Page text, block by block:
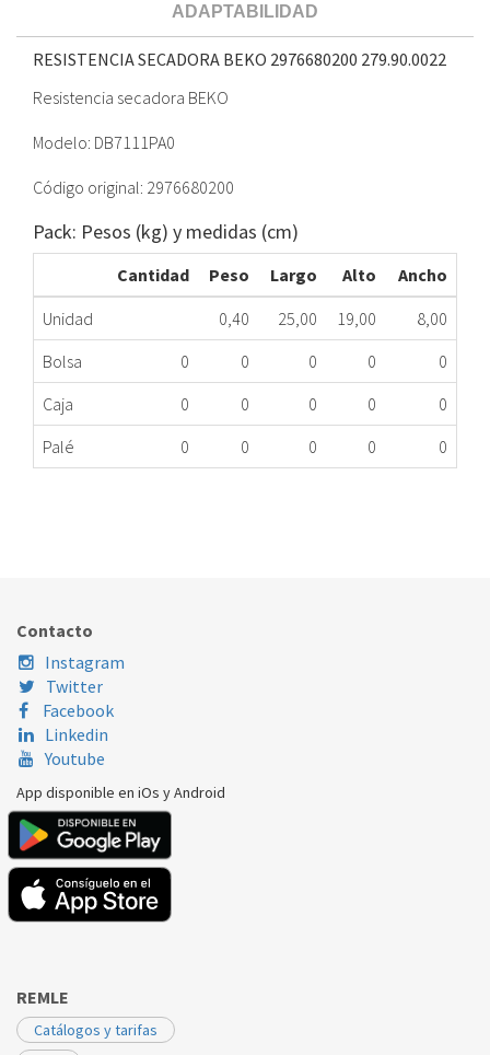
ADAPTABILIDAD
RESISTENCIA SECADORA BEKO 2976680200 279.90.0022
Resistencia secadora BEKO
Modelo: DB7111PA0
Código original: 2976680200
Pack: Pesos (kg) y medidas (cm)
Cantidad Peso Largo Alto
Ancho
Unidad
0,40 25,00 19,00
8,00
Bolsa
0 0 0 0
0
Caja
0 0 0 0
0
Palé
0 0 0 0 0
Contacto
Instagram
Twitter
Facebook
Linkedin
Youtube
App disponible en iOs y Android
REMLE
Catálogos y tarifas